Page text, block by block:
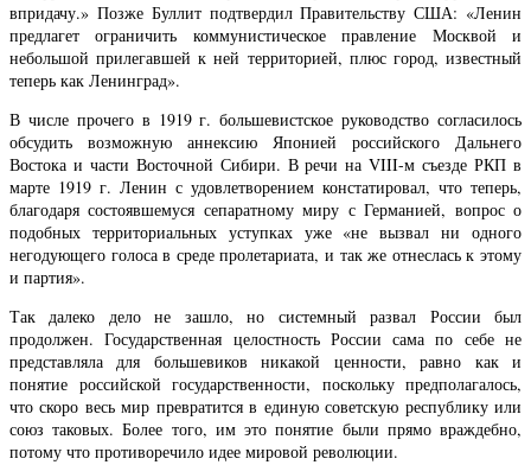
впридачу.» Позже Буллит подтвердил Правительству США: «Ленин
предлагет ограничить коммунистическое правление Москвой и
небольшой прилегавшей к ней территорией, плюс город, известный
теперь как Ленинград».
В числе прочего в 1919 г. большевистское руководство согласилось
обсудить возможную аннексию Японией российского Дальнего
Востока и части Восточной Сибири. В речи на VIII-м съезде РКП в
марте 1919 г. Ленин с удовлетворением констатировал, что теперь,
благодаря состоявшемуся сепаратному миру с Германией, вопрос о
подобных территориальных уступках уже «не вызвал ни одного
негодующего голоса в среде пролетариата, и так же отнеслась к этому
и партия».
Так далеко дело не зашло, но системный развал России был
продолжен. Государственная целостность России сама по себе не
представляла для большевиков никакой ценности, равно как и
понятие российской государственности, поскольку предполагалось,
что скоро весь мир превратится в единую советскую республику или
союз таковых. Более того, им это понятие были прямо враждебно,
потому что противоречило идее мировой революции.